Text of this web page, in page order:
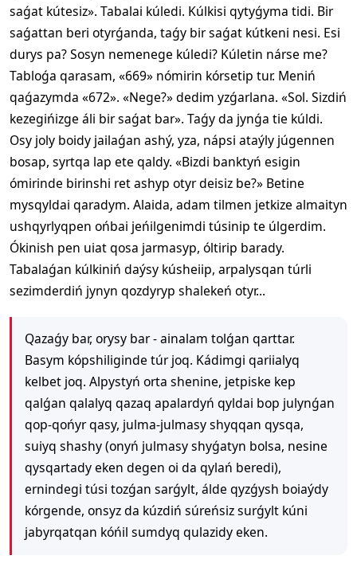
saǵat kútesiz». Tabalai kúledi. Kúlkisi qytyǵyma tidi. Bir
saǵattan beri otyrǵanda, taǵy bir saǵat kútkeni nesi. Esi
durys pa? Sosyn nemenege kúledi? Kúletin nárse me?
Tabloǵa qarasam, «669» nómirin kórsetip tur. Meniń
qaǵazymda «672». «Nege?» dedim yzǵarlana. «Sol. Sizdiń
kezegińizge áli bir saǵat bar». Taǵy da jynǵa tie kúldi.
Osy joly boidy jailaǵan ashý, yza, nápsi ataýly júgennen
bosap, syrtqa lap ete qaldy. «Bizdi banktyń esigin
ómirinde birinshi ret ashyp otyr deisiz be?» Betine
mysqyldai qaradym. Alaida, adam tilmen jetkize almaityn
ushqyrlyqpen ońbai jeńilgenimdi túsinip te úlgerdim.
Ókinish pen uiat qosa jarmasyp, óltirip barady.
Tabalaǵan kúlkiniń daýsy kúsheiip, arpalysqan túrli
sezimderdiń jynyn qozdyryp shalekeń otyr...
Qazaǵy bar, orysy bar - ainalam tolǵan qarttar.
Basym kópshiliginde túr joq. Kádimgi qariialyq
kelbet joq. Alpystyń orta shenine, jetpiske kep
qalǵan qalalyq qazaq apalardyń qyldai bop julynǵan
qop-qońyr qasy, julma-julmasy shyqqan qysqa,
suiyq shashy (onyń julmasy shyǵatyn bolsa, nesine
qysqartady eken degen oi da qylań beredi),
ernindegi túsi tozǵan sarǵylt, álde qyzǵysh boiaýdy
kórgende, onsyz da kúzdiń súreńsiz surǵylt kúni
jabyrqatqan kóńil sumdyq qulazidy eken.